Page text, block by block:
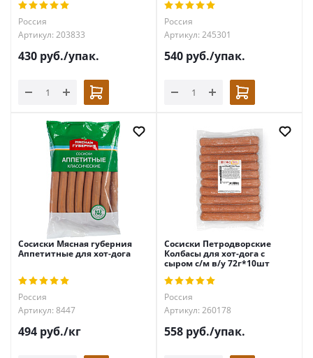
Россия
Артикул: 203833
430 руб./упак.
Россия
Артикул: 245301
540 руб./упак.
Сосиски Мясная губерния
Аппетитные для хот-дога
Россия
Артикул: 8447
494 руб./кг
Сосиски Петродворские
Колбасы для хот-дога с
сыром с/м в/у 72г*10шт
Россия
Артикул: 260178
558 руб./упак.